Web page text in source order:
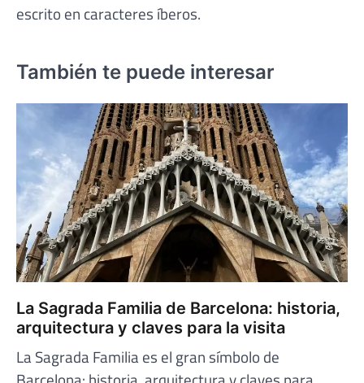
escrito en caracteres íberos.
También te puede interesar
La Sagrada Familia de Barcelona: historia,
arquitectura y claves para la visita
La Sagrada Familia es el gran símbolo de